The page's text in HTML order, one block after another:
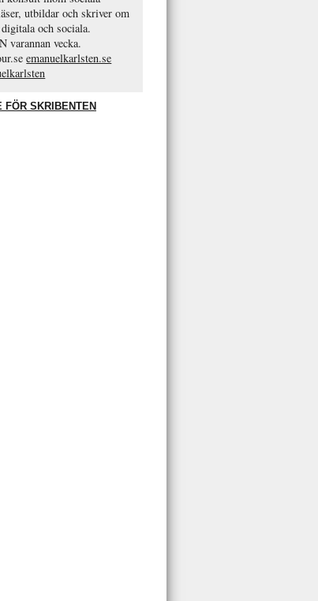
utbildar och skriver om
och sociala.
varannan vecka.
emanuelkarlsten.se
FÖR SKRIBENTEN